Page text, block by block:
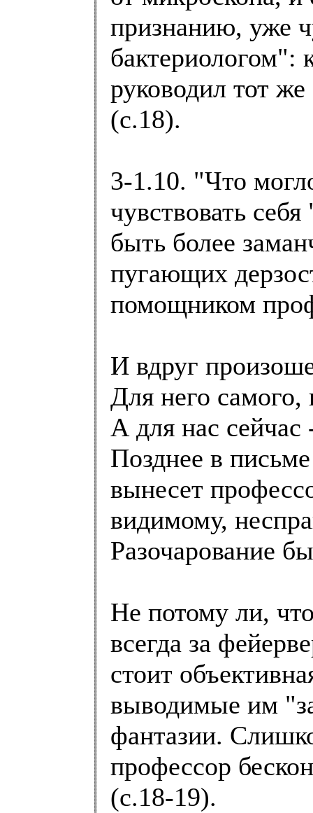
признанию, уже
бактериологом":
руководил тот
(с.18).
3-1.10. "Что
чувствовать
быть более
пугающих
помощником
И вдруг
Для него
А для нас сейчас
Позднее в
вынесет
видимому,
Разочарование
Не потому ли,
всегда за
стоит
выводимые им
фантазии.
профессор
(с.18-19).